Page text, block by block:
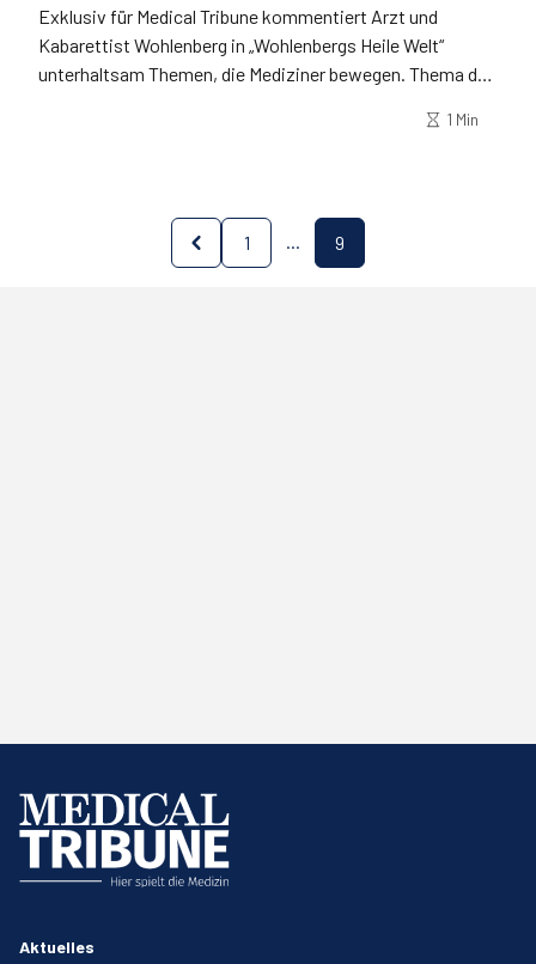
Exklusiv für Medical Tribune kommentiert Arzt und
Kabarettist Wohlenberg in „Wohlenbergs Heile Welt“
unterhaltsam Themen, die Mediziner bewegen. Thema der
1 Min
1 ... 9
Aktuelles